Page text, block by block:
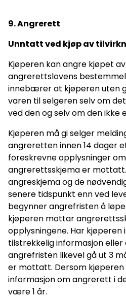
9. Angrerett
Unntatt ved kjøp av
Kjøperen kan angre kjøpet
angrerettslovens
innebærer at kjøperen uten
varen til selgeren selv om
ved den og selv om den ikke
Kjøperen må gi selger
angreretten innen 14 dager
foreskrevne opplysninger
angrerettsskjema er
angreskjema og de
senere tidspunkt enn ved
begynner angrefristen å
kjøperen mottar
opplysningene. Har
tilstrekkelig informasjon
angrefristen likevel gå ut 3
er mottatt. Dersom
informasjon om angrerett i
være 1 år.